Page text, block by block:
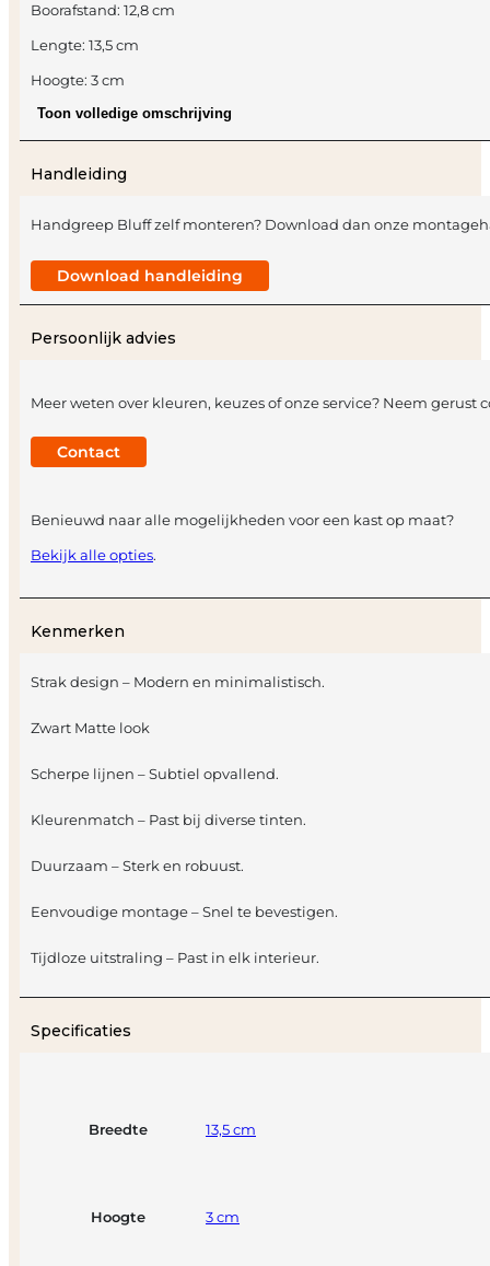
Boorafstand: 12,8 cm
Lengte: 13,5 cm
Hoogte: 3 cm
Dikte: 2 cm
Toon volledige omschrijving
Handleiding
Handgreep Bluff zelf monteren? Download dan onze
Download handleiding
Persoonlijk advies
Meer weten over kleuren, keuzes of onze service? Neem
Contact
Benieuwd naar alle mogelijkheden voor een kast op maat?
Bekijk alle opties.
Kenmerken
Strak design – Modern en minimalistisch.
Zwart Matte look
Scherpe lijnen – Subtiel opvallend.
Kleurenmatch – Past bij diverse tinten.
Duurzaam – Sterk en robuust.
Eenvoudige montage – Snel te bevestigen.
Tijdloze uitstraling – Past in elk interieur.
Specificaties
Breedte 13,5 cm
Hoogte 3 cm